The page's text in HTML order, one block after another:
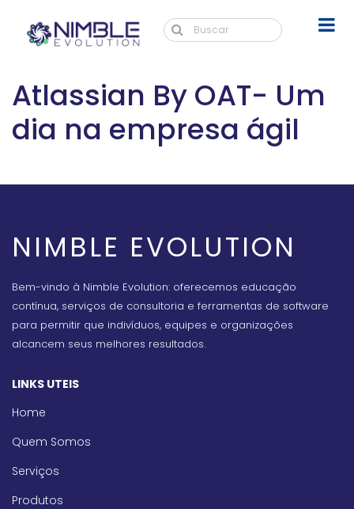
Atlassian By OAT- Um
dia na empresa ágil
NIMBLE EVOLUTION
Bem-vindo à Nimble Evolution: oferecemos educação
contínua, serviços de consultoria e ferramentas de software
para permitir que indivíduos, equipes e organizações
alcancem seus melhores resultados.
LINKS UTEIS
Home
Quem Somos
Serviços
Produtos